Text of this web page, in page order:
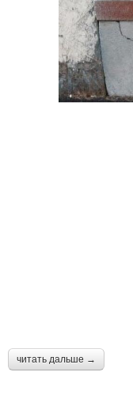
читать дальше →